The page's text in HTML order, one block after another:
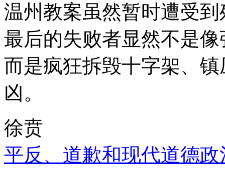
温州教案虽然暂时遭受
最后的失败者显然不是
而是疯狂拆毁十字架、
凶。
徐贲
平反、道歉和现代道德政